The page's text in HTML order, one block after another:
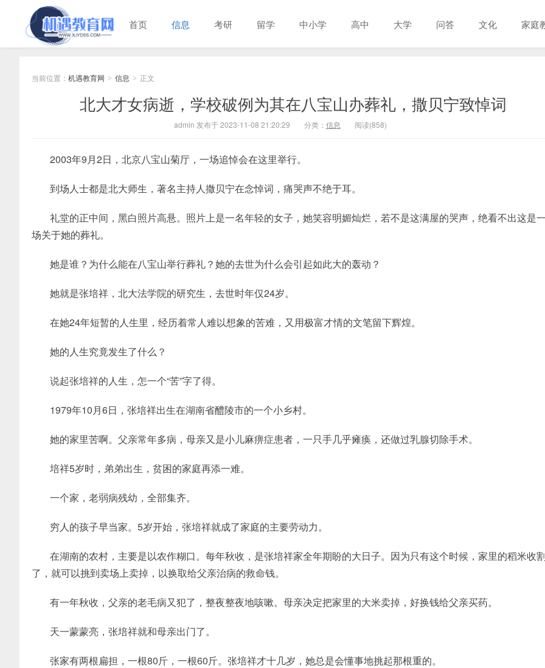
首页 信息 考研 留学 中小学 高中 大学 问答 文化 家庭
当前位置： 机遇教育网 > 信息 > 正文
北大才女病逝，学校破例为其在八宝山办葬礼，撒贝宁致悼词
admin 发布于 2023-11-08 21:20:29 分类： 信息 阅读(858)
2003年9月2日，北京八宝山菊厅，一场追悼会在这里举行。
到场人士都是北大师生，著名主持人撒贝宁在念悼词，痛哭声不绝于耳。
礼堂的正中间，黑白照片高悬。照片上是一名年轻的女子，她笑容明媚灿烂，若不是这满屋的哭声，绝看不出这是
场关于她的葬礼。
她是谁？为什么能在八宝山举行葬礼？她的去世为什么会引起如此大的轰动？
她就是张培祥，北大法学院的研究生，去世时年仅24岁。
在她24年短暂的人生里，经历着常人难以想象的苦难，又用极富才情的文笔留下辉煌。
她的人生究竟发生了什么？
说起张培祥的人生，怎一个“苦”字了得。
1979年10月6日，张培祥出生在湖南省醴陵市的一个小乡村。
她的家里苦啊。父亲常年多病，母亲又是小儿麻痹症患者，一只手几乎瘫痪，还做过乳腺切除手术。
培祥5岁时，弟弟出生，贫困的家庭再添一难。
一个家，老弱病残幼，全部集齐。
穷人的孩子早当家。5岁开始，张培祥就成了家庭的主要劳动力。
在湖南的农村，主要是以农作糊口。每年秋收，是张培祥家全年期盼的大日子。因为只有这个时候，家里的稻米收
了，就可以挑到卖场上卖掉，以换取给父亲治病的救命钱。
有一年秋收，父亲的老毛病又犯了，整夜整夜地咳嗽。母亲决定把家里的大米卖掉，好换钱给父亲买药。
天一蒙蒙亮，张培祥就和母亲出门了。
张家有两根扁担，一根80斤，一根60斤。张培祥才十几岁，她总是会懂事地挑起那根重的。